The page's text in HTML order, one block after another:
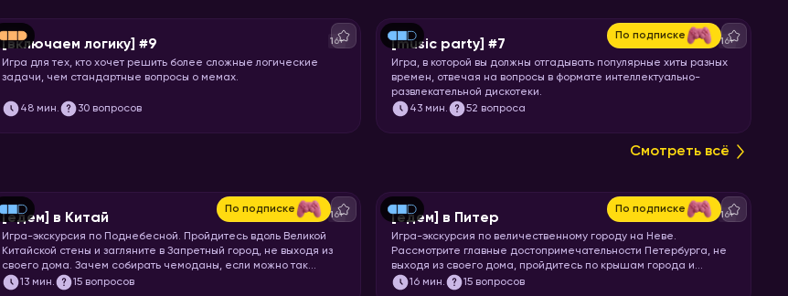
[включаем логику] #9 16+
Игра для тех, кто хочет решить более сложные логические
задачи, чем стандартные вопросы о мемах.
48мин. 30 вопросов
По подписке
[music party] #7 16+
Игра, в которой вы должны отгадывать популярные хиты разных
времен, отвечая на вопросы в формате интеллектуально-
развлекательной дискотеки.
43 мин. 52 вопроса
Смотреть всё
По подписке
[едем] в Китай 16+
Игра-экскурсия по Поднебесной. Пройдитесь вдоль Великой
Китайской стены и загляните в Запретный город, не выходя из
своего дома. Зачем собирать чемоданы, если можно так
просто увидеть Шанхай и Пекин? Вспоминайте свой любимый
13мин. 15 вопросов
По подписке
[едем] в Питер 16+
Игра-экскурсия по величественному городу на Неве.
Рассмотрите главные достопримечательности Петербурга, не
выходя из своего дома, пройдитесь по крышам города и
почувствуйте свежесть Финского залива. Перекусите
16 мин. 15 вопросов